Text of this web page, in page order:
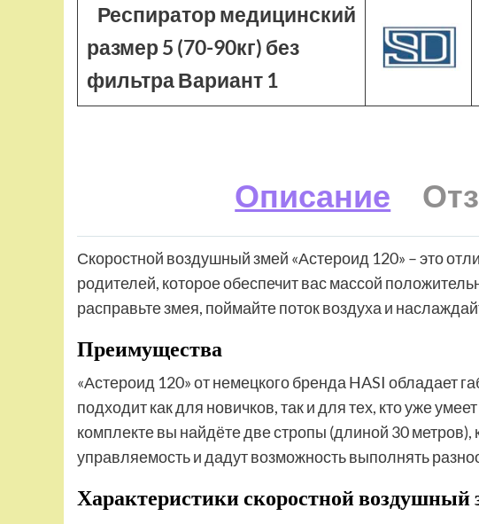
Респиратор медицинский
размер 5 (70-90кг) без
фильтра Вариант 1
Описание
Скоростной воздушный змей «Астероид 120» – это
родителей, которое обеспечит вас массой
расправьте змея, поймайте поток воздуха и
Преимущества
«Астероид 120» от немецкого бренда HASI обладает
подходит как для новичков, так и для тех, кто уже
комплекте вы найдёте две стропы (длиной 30
управляемость и дадут возможность выполнять
Характеристики скоростной воздушный